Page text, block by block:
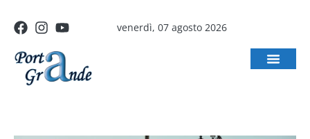
venerdì, 07 agosto 2026